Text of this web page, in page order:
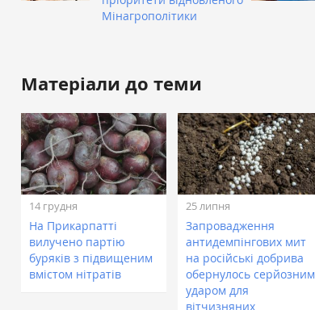
Мінагрополітики
Матеріали до теми
14 грудня
На Прикарпатті
вилучено партію
буряків з підвищеним
вмістом нітратів
25 липня
Запровадження
антидемпінгових мит
на російські добрива
обернулось серйозним
ударом для
вітчизняних